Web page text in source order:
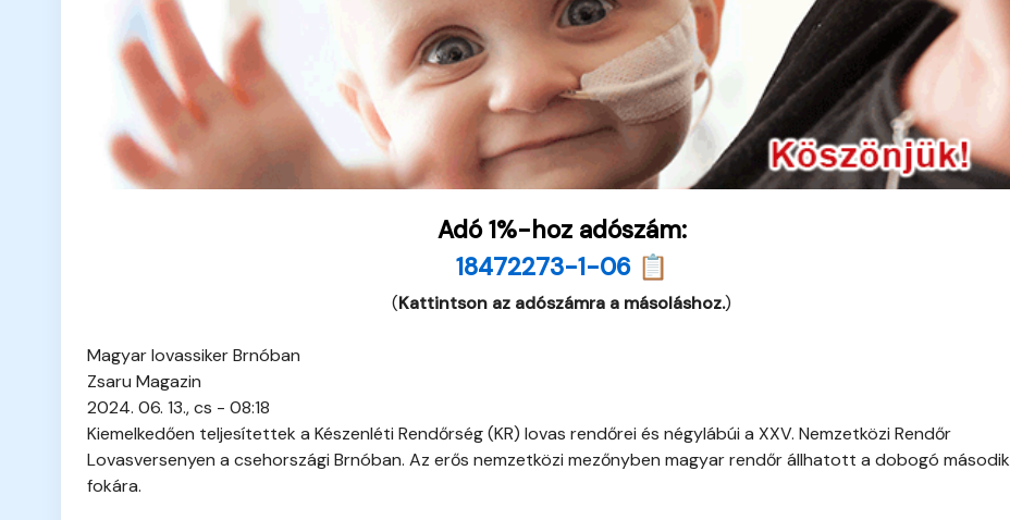
Adó 1%-hoz adószám:
18472273-1-06 📋
(Kattintson az adószámra a másoláshoz.)
Magyar lovassiker Brnóban
Zsaru Magazin
2024. 06. 13., cs - 08:18
Kiemelkedően teljesítettek a Készenléti Rendőrség (KR) lovas rendőrei és négylábúi a XXV. Nemzetközi Rendőr
Lovasversenyen a csehországi Brnóban. Az erős nemzetközi mezőnyben magyar rendőr állhatott a dobogó második
fokára.